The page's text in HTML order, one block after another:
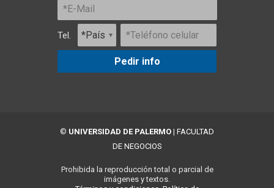
Tel.
Pedir info
© UNIVERSIDAD DE PALERMO | FACULTAD
DE NEGOCIOS
Prohibida la reproducción total o parcial de
imágenes y textos.